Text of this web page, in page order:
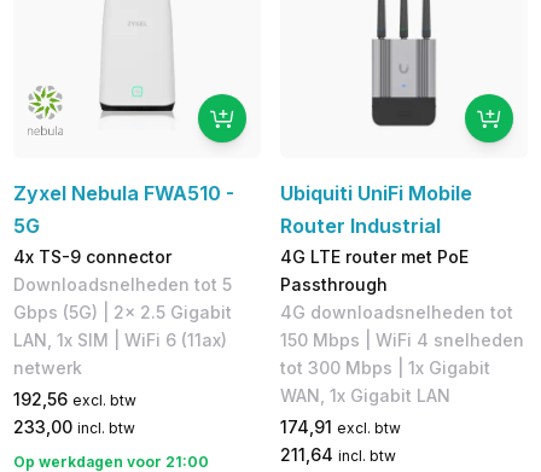
Zyxel Nebula FWA510 -
5G
4x TS-9 connector
Downloadsnelheden tot 5
Gbps (5G)​ | 2x 2.5 Gigabit
LAN, 1x SIM | WiFi 6 (11ax)
netwerk
192,56 excl. btw
233,00 incl. btw
Op werkdagen voor 21:00
Ubiquiti UniFi Mobile
Router Industrial
4G LTE router met PoE
Passthrough
4G downloadsnelheden tot
150 Mbps​ | WiFi 4 snelheden
tot 300 Mbps | 1x Gigabit
WAN, 1x Gigabit LAN​
174,91 excl. btw
211,64 incl. btw